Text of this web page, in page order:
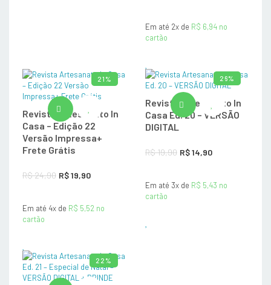
originalatual
Em até 2x de R$ 6,94 no
cartão
21%
Revista Artesanato In
Casa – Edição 22
Versão Impressa+
Frete Grátis
R$24,90 O
original
R$19,90
atual
ADICIONAR AO CARRINHO
Em até 4x de R$ 5,52 no
cartão
26%
Revista Artesanato In
Casa Ed. 20 – VERSÃO
DIGITAL
R$19,90 O
original
R$14,90
atual
ADICIONAR AO
Em até 3x de R$ 5,43 no
cartão
22%